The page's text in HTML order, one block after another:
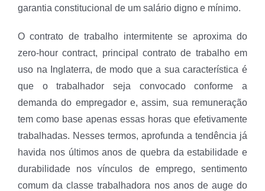
garantia constitucional de um salário digno e mínimo.
O contrato de trabalho intermitente se aproxima do
zero-hour contract, principal contrato de trabalho em
uso na Inglaterra, de modo que a sua característica é
que o trabalhador seja convocado conforme a
demanda do empregador e, assim, sua remuneração
tem como base apenas essas horas que efetivamente
trabalhadas. Nesses termos, aprofunda a tendência já
havida nos últimos anos de quebra da estabilidade e
durabilidade nos vínculos de emprego, sentimento
comum da classe trabalhadora nos anos de auge do